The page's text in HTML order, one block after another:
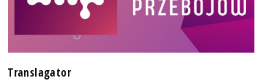
Translagator